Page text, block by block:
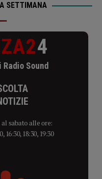
SETTIMANA
4
Sound
sabato alle ore:
16:30, 18:30, 19:30